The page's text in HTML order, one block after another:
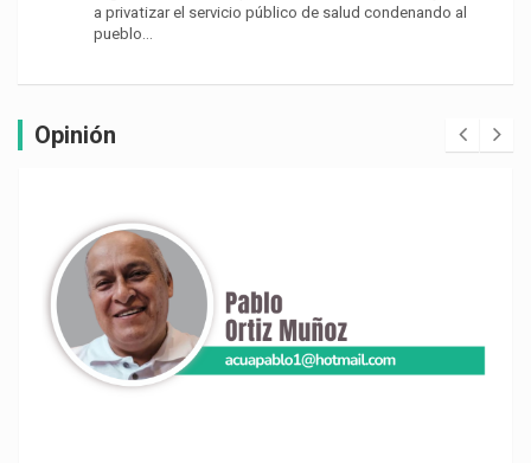
a privatizar el servicio público de salud condenando al
pueblo…
Opinión